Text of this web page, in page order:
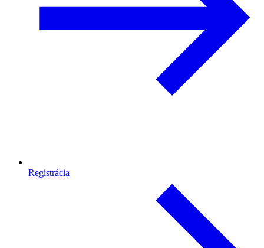
Registrácia